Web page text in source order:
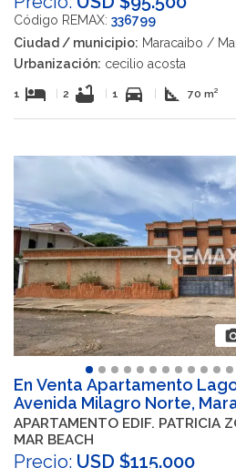
Código REMAX: 336799
Ciudad / municipio: Maracaibo /
Urbanización: cecilio acosta
1 hotel 2 bathtub 1 directions_car square_foot 70 m²
En Venta Apartamento
Avenida Milagro Norte,
APARTAMENTO EDIF. PATRICIA
MAR BEACH
Precio: USD $115.000